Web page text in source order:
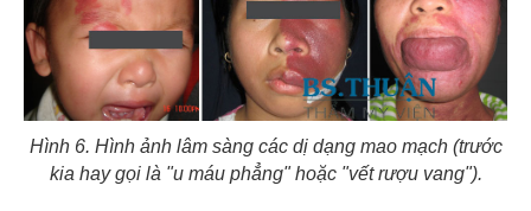
Hình 6. Hình ảnh lâm sàng các dị dạng mao mạch (trước
kia hay gọi là "u máu phẳng" hoặc "vết rượu vang").